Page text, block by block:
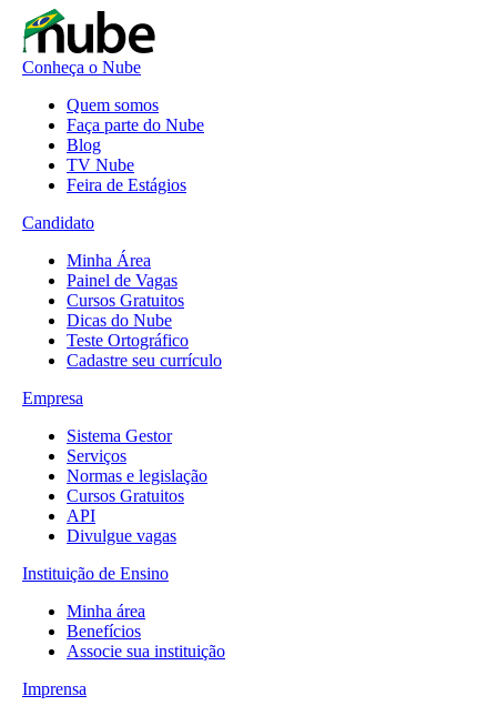
Conheça o Nube
Quem somos
Faça parte do Nube
Blog
TV Nube
Feira de Estágios
Candidato
Minha Área
Painel de Vagas
Cursos Gratuitos
Dicas do Nube
Teste Ortográfico
Cadastre seu currículo
Empresa
Sistema Gestor
Serviços
Normas e legislação
Cursos Gratuitos
API
Divulgue vagas
Instituição de Ensino
Minha área
Benefícios
Associe sua instituição
Imprensa